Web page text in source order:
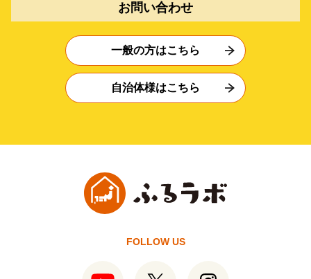
お問い合わせ
一般の方はこちら
自治体様はこちら
FOLLOW US